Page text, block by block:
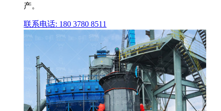
产。
联系电话: 180 3780 8511